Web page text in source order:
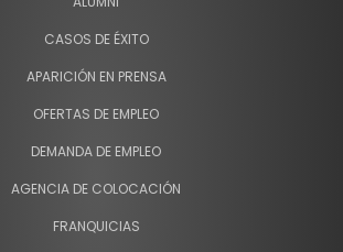
CASOS DE ÉXITO
APARICIÓN EN PRENSA
OFERTAS DE EMPLEO
DEMANDA DE EMPLEO
AGENCIA DE COLOCACIÓN
FRANQUICIAS